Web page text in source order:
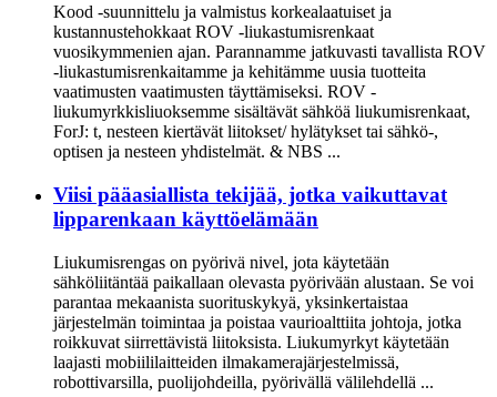
Kood -suunnittelu ja valmistus korkealaatuiset ja
kustannustehokkaat ROV -liukastumisrenkaat
vuosikymmenien ajan. Parannamme jatkuvasti tavallista ROV
-liukastumisrenkaitamme ja kehitämme uusia tuotteita
vaatimusten vaatimusten täyttämiseksi. ROV -
liukumyrkkisliuoksemme sisältävät sähköä liukumisrenkaat,
ForJ: t, nesteen kiertävät liitokset/ hylätykset tai sähkö-,
optisen ja nesteen yhdistelmät. & NBS ...
Viisi pääasiallista tekijää, jotka vaikuttavat
lipparenkaan käyttöelämään
Liukumisrengas on pyörivä nivel, jota käytetään
sähköliitäntää paikallaan olevasta pyörivään alustaan. Se voi
parantaa mekaanista suorituskykyä, yksinkertaistaa
järjestelmän toimintaa ja poistaa vaurioalttiita johtoja, jotka
roikkuvat siirrettävistä liitoksista. Liukumyrkyt käytetään
laajasti mobiililaitteiden ilmakamerajärjestelmissä,
robottivarsilla, puolijohdeilla, pyörivällä välilehdellä ...